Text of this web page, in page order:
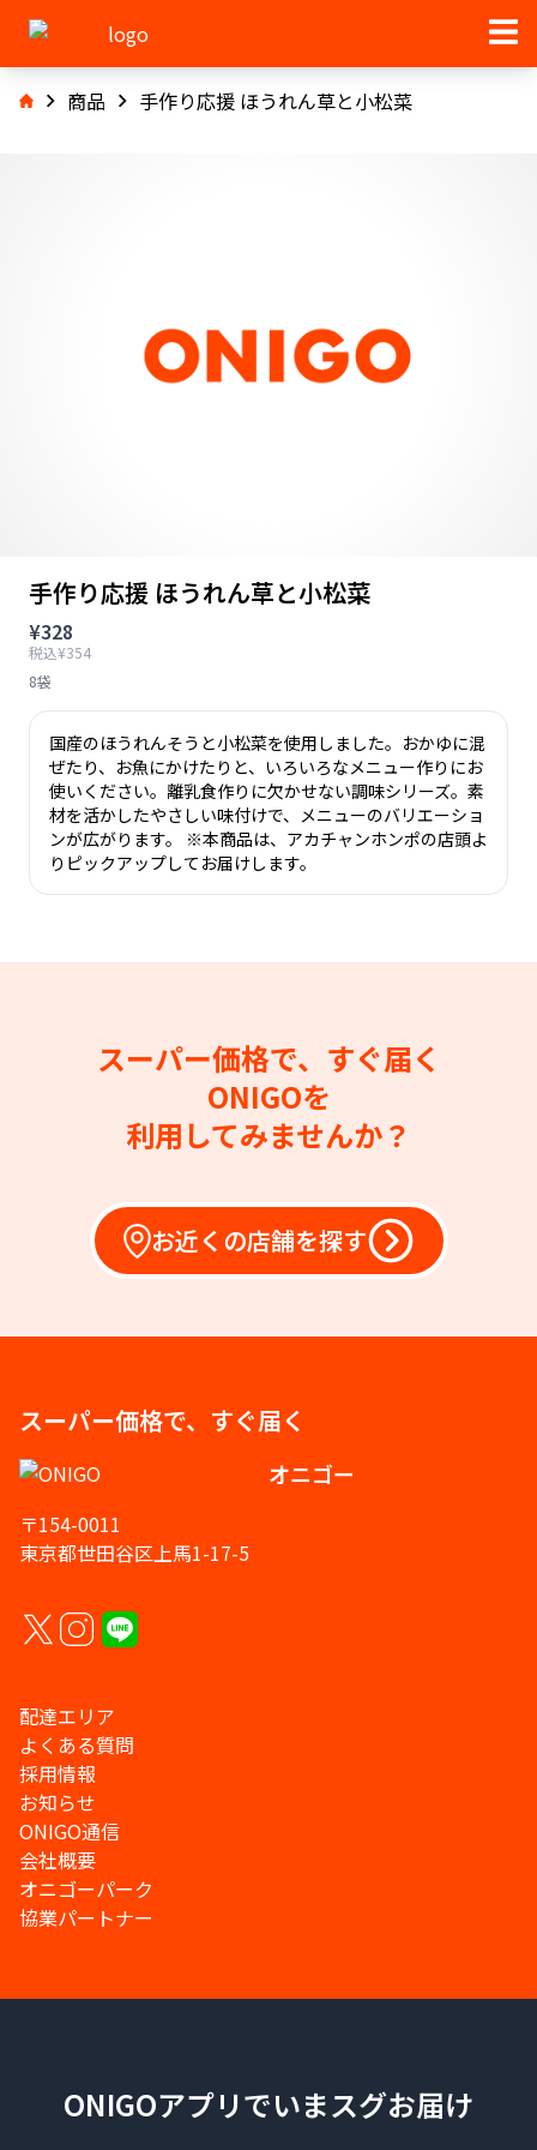
商品 手作り応援 ほうれん草と小松菜
手作り応援 ほうれん草と小松菜
¥328
税込¥354
8袋
国産のほうれんそうと小松菜を使用しました。おかゆに混
ぜたり、お魚にかけたりと、いろいろなメニュー作りにお
使いください。離乳食作りに欠かせない調味シリーズ。素
材を活かしたやさしい味付けで、メニューのバリエーショ
ンが広がります。 ※本商品は、アカチャンホンポの店頭よ
りピックアップしてお届けします。
スーパー価格で、すぐ届く
ONIGOを
利用してみませんか？
お近くの店舗を探す
スーパー価格で、すぐ届く
オニゴー
〒154-0011
東京都世田谷区上馬1-17-5
配達エリア
よくある質問
採用情報
お知らせ
ONIGO通信
会社概要
オニゴーパーク
協業パートナー
ONIGOアプリでいまスグお届け